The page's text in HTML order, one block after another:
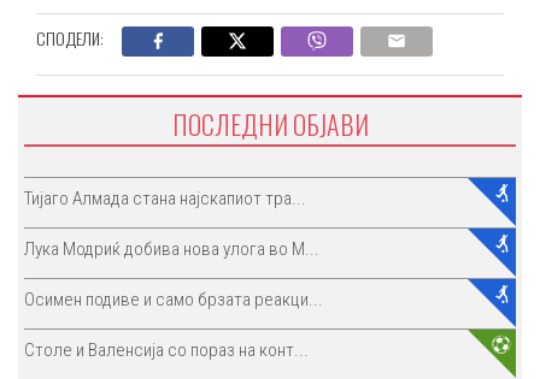
СПОДЕЛИ:
ПОСЛЕДНИ ОБЈАВИ
Тијаго Алмада стана најскапиот тра...
Лука Модриќ добива нова улога во М...
Осимен подиве и само брзата реакци...
Столе и Валенсија со пораз на конт...